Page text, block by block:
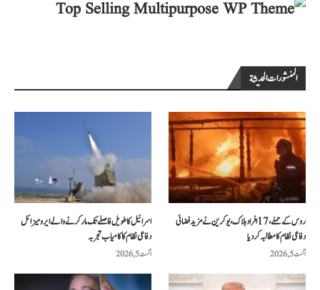
المنشورات الحديثة
اسرائیل کا طویل فاصلے تک مار کرنے والے ایرو میزائل
دفاعی نظام کا کامیاب تجربہ
اگست 5, 2026
روس کے حملے، 17 افراد ہلاک، یوکرین نے مزید فضائی
دفاعی نظام کا مطالبہ کر دیا
اگست 5, 2026